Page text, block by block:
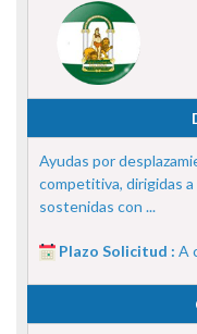
Ayudas por
competitiva, dirigidas
sostenidas con ...
Plazo Solicitud : A